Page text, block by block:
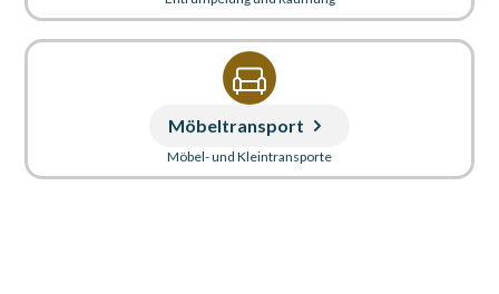
Möbeltransport
Möbel- und Kleintransporte